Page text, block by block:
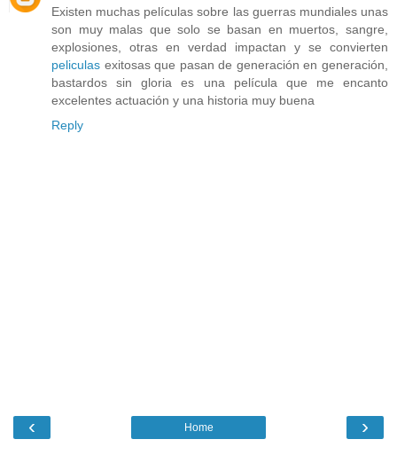
Existen muchas películas sobre las guerras mundiales unas
son muy malas que solo se basan en muertos, sangre,
explosiones, otras en verdad impactan y se convierten
peliculas exitosas que pasan de generación en generación,
bastardos sin gloria es una película que me encanto
excelentes actuación y una historia muy buena
Reply
‹ ›
Home